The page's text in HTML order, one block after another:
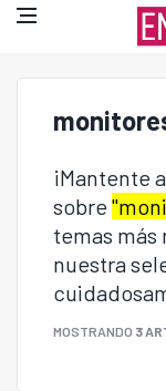
¡Mantente
sobre
temas más
nuestra
MOSTRANDO 3